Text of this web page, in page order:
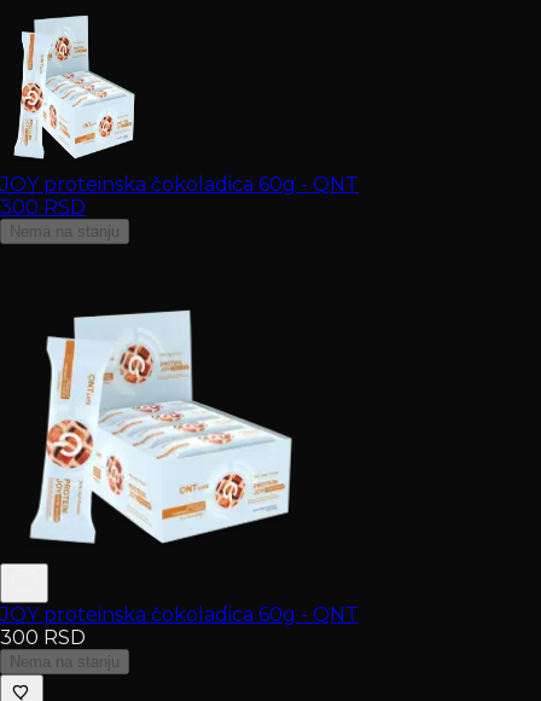
JOY proteinska čokoladica 60g - QNT
300 RSD
Nema na stanju
JOY proteinska čokoladica 60g - QNT
300 RSD
Nema na stanju